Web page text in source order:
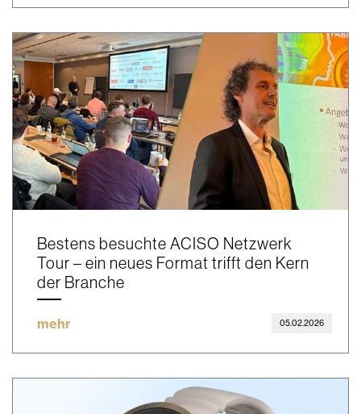
Bestens besuchte ACISO Netzwerk
Tour – ein neues Format trifft den Kern
der Branche
mehr 05.02.2026